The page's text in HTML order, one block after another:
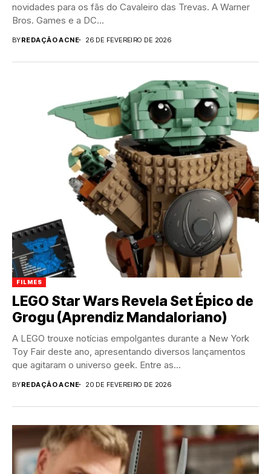
novidades para os fãs do Cavaleiro das Trevas. A Warner
Bros. Games e a DC...
BYREDAÇÃO ACNE 26 DE FEVEREIRO DE 2026
FILMES
LEGO Star Wars Revela Set Épico de
Grogu (Aprendiz Mandaloriano)
A LEGO trouxe notícias empolgantes durante a New York
Toy Fair deste ano, apresentando diversos lançamentos
que agitaram o universo geek. Entre as...
BYREDAÇÃO ACNE 20 DE FEVEREIRO DE 2026